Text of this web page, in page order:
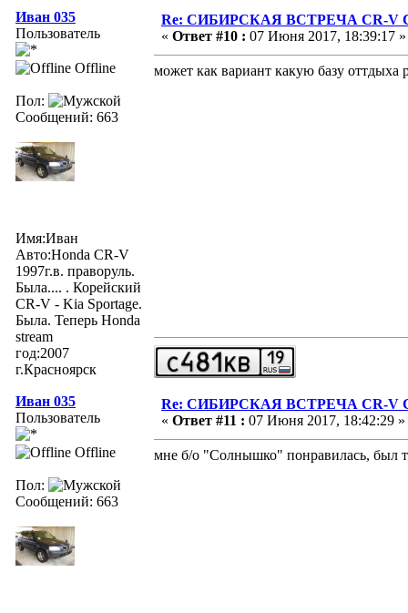
Иван 035
Пользователь
Offline
Пол:
Сообщений: 663
Имя:Иван
Авто:Honda CR-V
1997г.в. праворуль.
Была.... . Корейский
CR-V - Kia Sportage.
Была. Теперь Honda
stream
год:2007
г.Красноярск
Re: СИБИРСКАЯ ВСТРЕЧА CR-V
« Ответ #10 : 07 Июня 2017, 18:39:17 »
может как вариант какую базу оттдыха
Иван 035
Пользователь
Offline
Пол:
Сообщений: 663
Re: СИБИРСКАЯ ВСТРЕЧА CR-V
« Ответ #11 : 07 Июня 2017, 18:42:29 »
мне б/о "Солнышко" понравилась, был